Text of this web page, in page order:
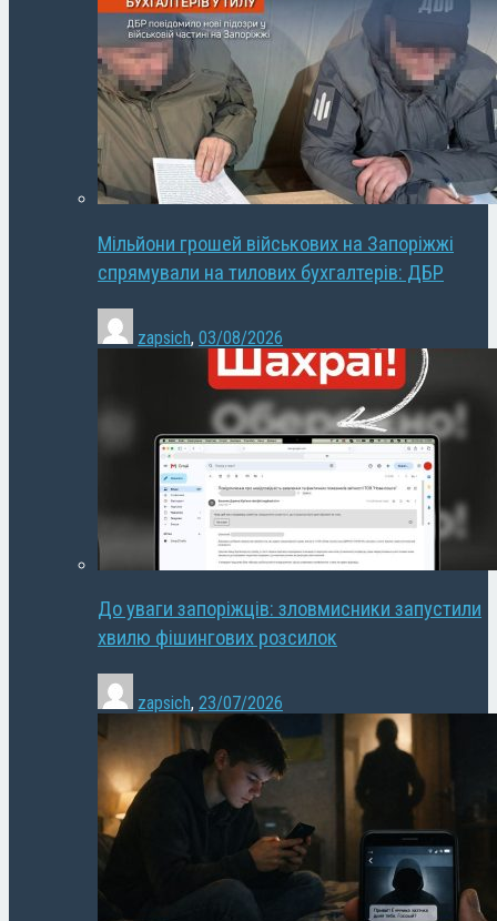
Мільйони грошей військових на Запоріжжі
спрямували на тилових бухгалтерів: ДБР
zapsich, 03/08/2026
До уваги запоріжців: зловмисники запустили
хвилю фішингових розсилок
zapsich, 23/07/2026